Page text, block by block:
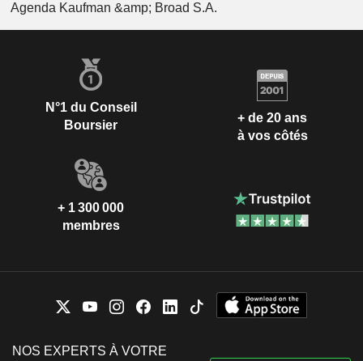
Agenda Kaufman &amp; Broad S.A.
N°1 du Conseil
Boursier
+ de 20 ans
à vos côtés
+ 1 300 000
membres
NOS EXPERTS À VOTRE